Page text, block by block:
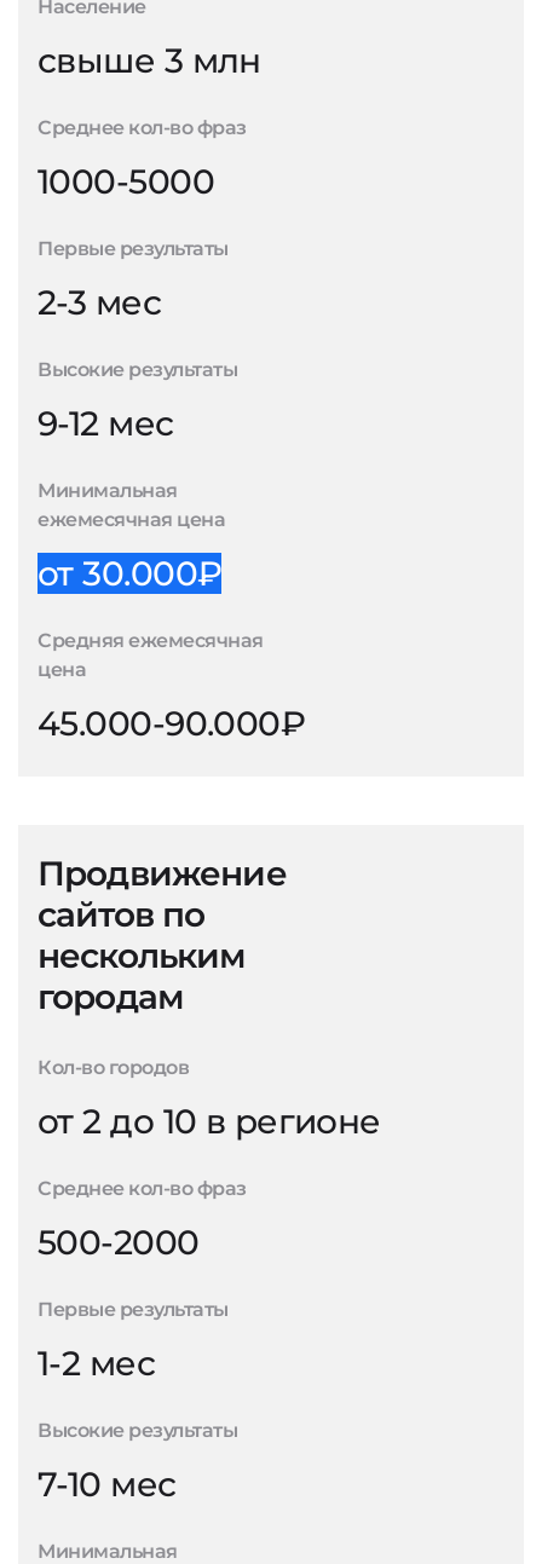
Население
свыше 3 млн
Среднее кол-во фраз
1000-5000
Первые результаты
2-3 мес
Высокие результаты
9-12 мес
Минимальная
ежемесячная цена
от 30.000₽
Средняя ежемесячная
цена
45.000-90.000₽
Продвижение
сайтов по
нескольким
городам
Кол-во городов
от 2 до 10 в регионе
Среднее кол-во фраз
500-2000
Первые результаты
1-2 мес
Высокие результаты
7-10 мес
Минимальная